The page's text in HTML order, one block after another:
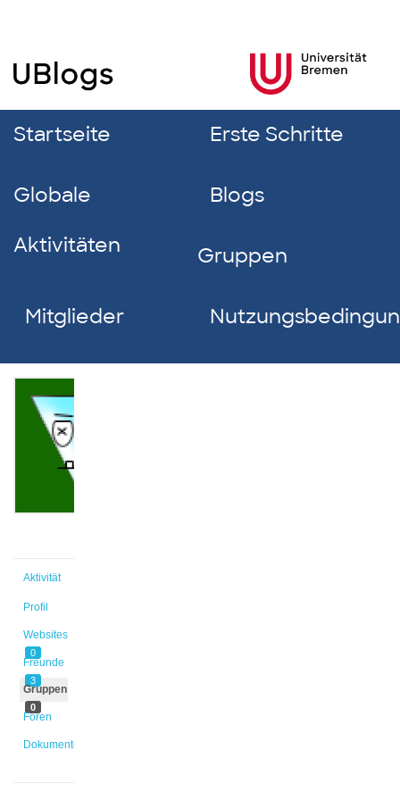
Startseite Erste Schritte
Globale
Aktivitäten
Blogs
Gruppen
Mitglieder
Aktivität
Profil
Websites
0
Freunde
3
Gruppen
0
Foren
Dokumente